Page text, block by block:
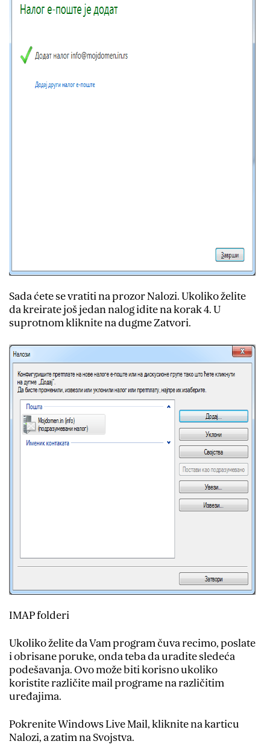
Sada ćete se vratiti na prozor Nalozi. Ukoliko želite
da kreirate još jedan nalog idite na korak 4. U
suprotnom kliknite na dugme Zatvori.
IMAP folderi
Ukoliko želite da Vam program čuva recimo, poslate
i obrisane poruke, onda teba da uradite sledeća
podešavanja. Ovo može biti korisno ukoliko
koristite različite mail programe na različitim
uređajima.
Pokrenite Windows Live Mail, kliknite na karticu
Nalozi‚ a zatim na Svojstva.